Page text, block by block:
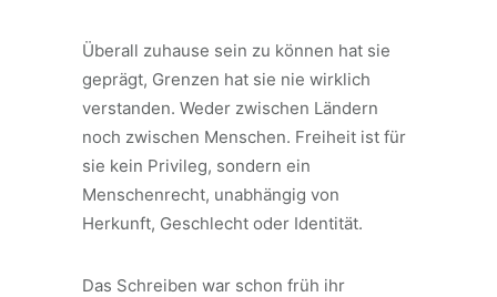
Überall zuhause sein zu können hat sie
geprägt, Grenzen hat sie nie wirklich
verstanden. Weder zwischen Ländern
noch zwischen Menschen. Freiheit ist für
sie kein Privileg, sondern ein
Menschenrecht, unabhängig von
Herkunft, Geschlecht oder Identität.
Das Schreiben war schon früh ihr